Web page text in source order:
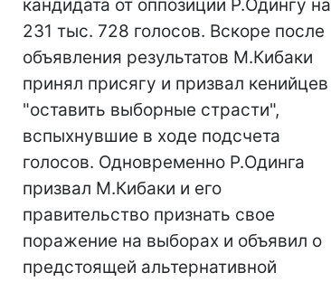
кандидата от оппозиции Р.Одингу на
231 тыс. 728 голосов. Вскоре после
объявления результатов М.Кибаки
принял присягу и призвал кенийцев
"оставить выборные страсти",
вспыхнувшие в ходе подсчета
голосов. Одновременно Р.Одинга
призвал М.Кибаки и его
правительство признать свое
поражение на выборах и объявил о
предстоящей альтернативной